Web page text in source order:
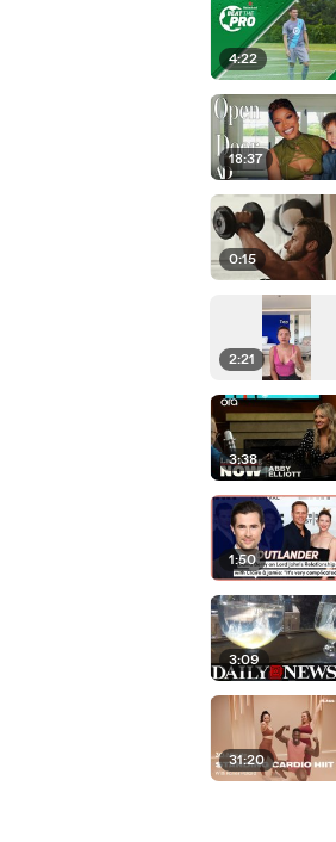
4:22
18:37
0:15
2:21
3:38
1:50
3:09
31:20